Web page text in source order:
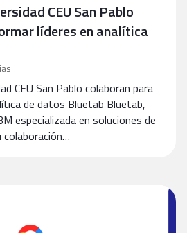
CEU San Pablo
líderes en analítica
CEU San Pablo colaboran para
de datos Bluetab Bluetab,
especializada en soluciones de
colaboración…